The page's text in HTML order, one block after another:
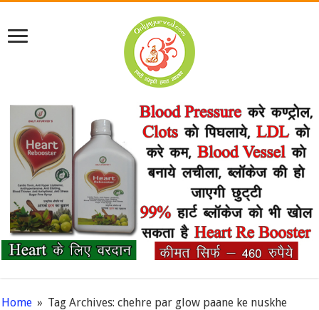
Home » Tag Archives: chehre par glow paane ke nuskhe